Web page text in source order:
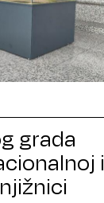
grada
i